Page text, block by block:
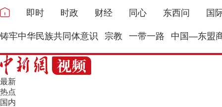
即时 时政 财经 同心 东西问 国
铸牢中华民族共同体意识 宗教 一带一路 中国—东盟
最新
热点
国内